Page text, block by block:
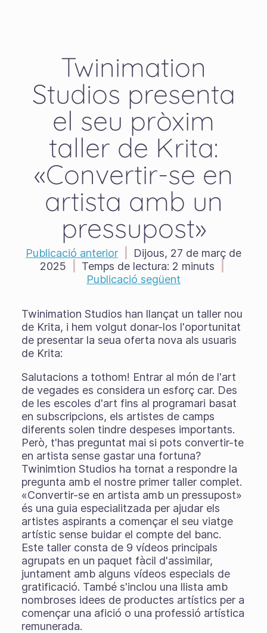
Twinimation
Studios presenta
el seu pròxim
taller de Krita:
«Convertir-se en
artista amb un
pressupost»
Publicació anterior
Dijous, 27 de març de
2025
Temps de lectura: 2 minuts
Publicació següent
Twinimation Studios han llançat un taller nou
de Krita, i hem volgut donar-los l'oportunitat
de presentar la seua oferta nova als usuaris
de Krita:
Salutacions a tothom! Entrar al món de l'art
de vegades es considera un esforç car. Des
de les escoles d'art fins al programari basat
en subscripcions, els artistes de camps
diferents solen tindre despeses importants.
Però, t'has preguntat mai si pots convertir-te
en artista sense gastar una fortuna?
Twinimtion Studios ha tornat a respondre la
pregunta amb el nostre primer taller complet.
«Convertir-se en artista amb un pressupost»
és una guia especialitzada per ajudar els
artistes aspirants a començar el seu viatge
artístic sense buidar el compte del banc.
Este taller consta de 9 vídeos principals
agrupats en un paquet fàcil d'assimilar,
juntament amb alguns vídeos especials de
gratificació. També s'inclou una llista amb
nombroses idees de productes artístics per a
començar una afició o una professió artística
remunerada.